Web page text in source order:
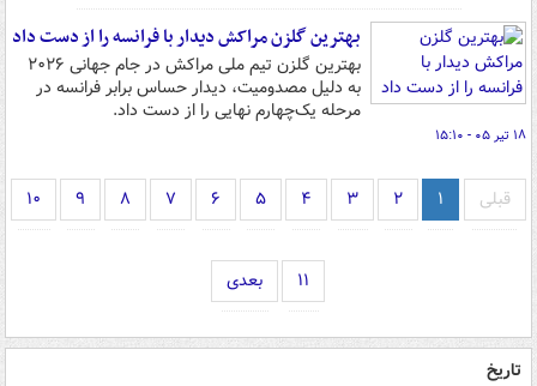
بهترین گلزن مراکش دیدار با فرانسه را از دست داد
بهترین گلزن تیم ملی مراکش در جام جهانی ۲۰۲۶
به دلیل مصدومیت، دیدار حساس برابر فرانسه در
مرحله یک‌چهارم نهایی را از دست داد.
۱۸ تیر ۰۵ - ۱۵:۱۰
قبلی ۱ ۲ ۳ ۴ ۵ ۶ ۷ ۸ ۹ ۱۰
۱۱ بعدی
تاریخ